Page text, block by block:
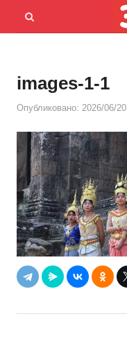
Menu
Открыть
images-1-1
Опубликовано: 2026/06/20